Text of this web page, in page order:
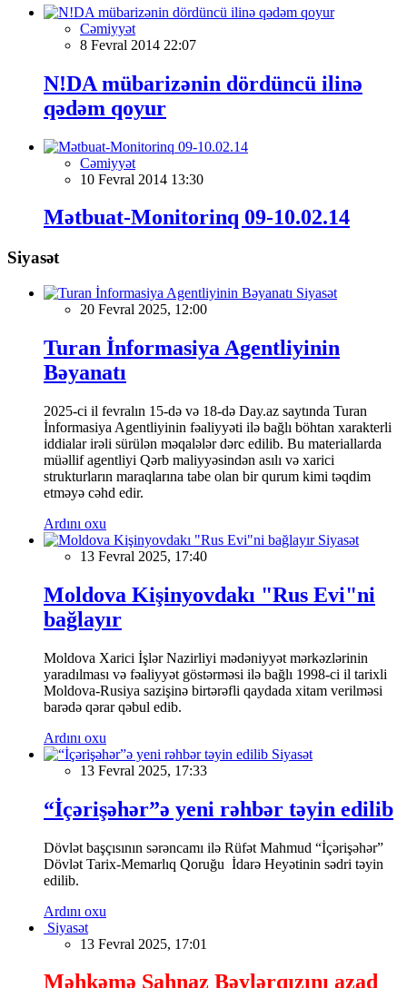
Cəmiyyət
8 Fevral 2014 22:07
N!DA mübarizənin dördüncü ilinə
qədəm qoyur
Cəmiyyət
10 Fevral 2014 13:30
Mətbuat-Monitorinq 09-10.02.14
Siyasət
Siyasət
20 Fevral 2025, 12:00
Turan İnformasiya Agentliyinin
Bəyanatı
2025-ci il fevralın 15-də və 18-də Day.az saytında Turan
İnformasiya Agentliyinin fəaliyyəti ilə bağlı böhtan xarakterli
iddialar irəli sürülən məqalələr dərc edilib. Bu materiallarda
müəllif agentliyi Qərb maliyyəsindən asılı və xarici
strukturların maraqlarına tabe olan bir qurum kimi təqdim
etməyə cəhd edir.
Ardını oxu
Siyasət
13 Fevral 2025, 17:40
Moldova Kişinyovdakı "Rus Evi"ni
bağlayır
Moldova Xarici İşlər Nazirliyi mədəniyyət mərkəzlərinin
yaradılması və fəaliyyət göstərməsi ilə bağlı 1998-ci il tarixli
Moldova-Rusiya sazişinə birtərəfli qaydada xitam verilməsi
barədə qərar qəbul edib.
Ardını oxu
Siyasət
13 Fevral 2025, 17:33
“İçərişəhər”ə yeni rəhbər təyin edilib
Dövlət başçısının sərəncamı ilə Rüfət Mahmud “İçərişəhər”
Dövlət Tarix-Memarlıq Qoruğu İdarə Heyətinin sədri təyin
edilib.
Ardını oxu
Siyasət
13 Fevral 2025, 17:01
Məhkəmə Şahnaz Bəylərqızını azad